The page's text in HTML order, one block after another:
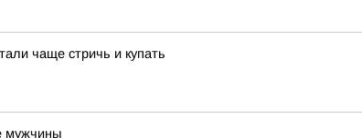
чаще стричь и купать
мужчины